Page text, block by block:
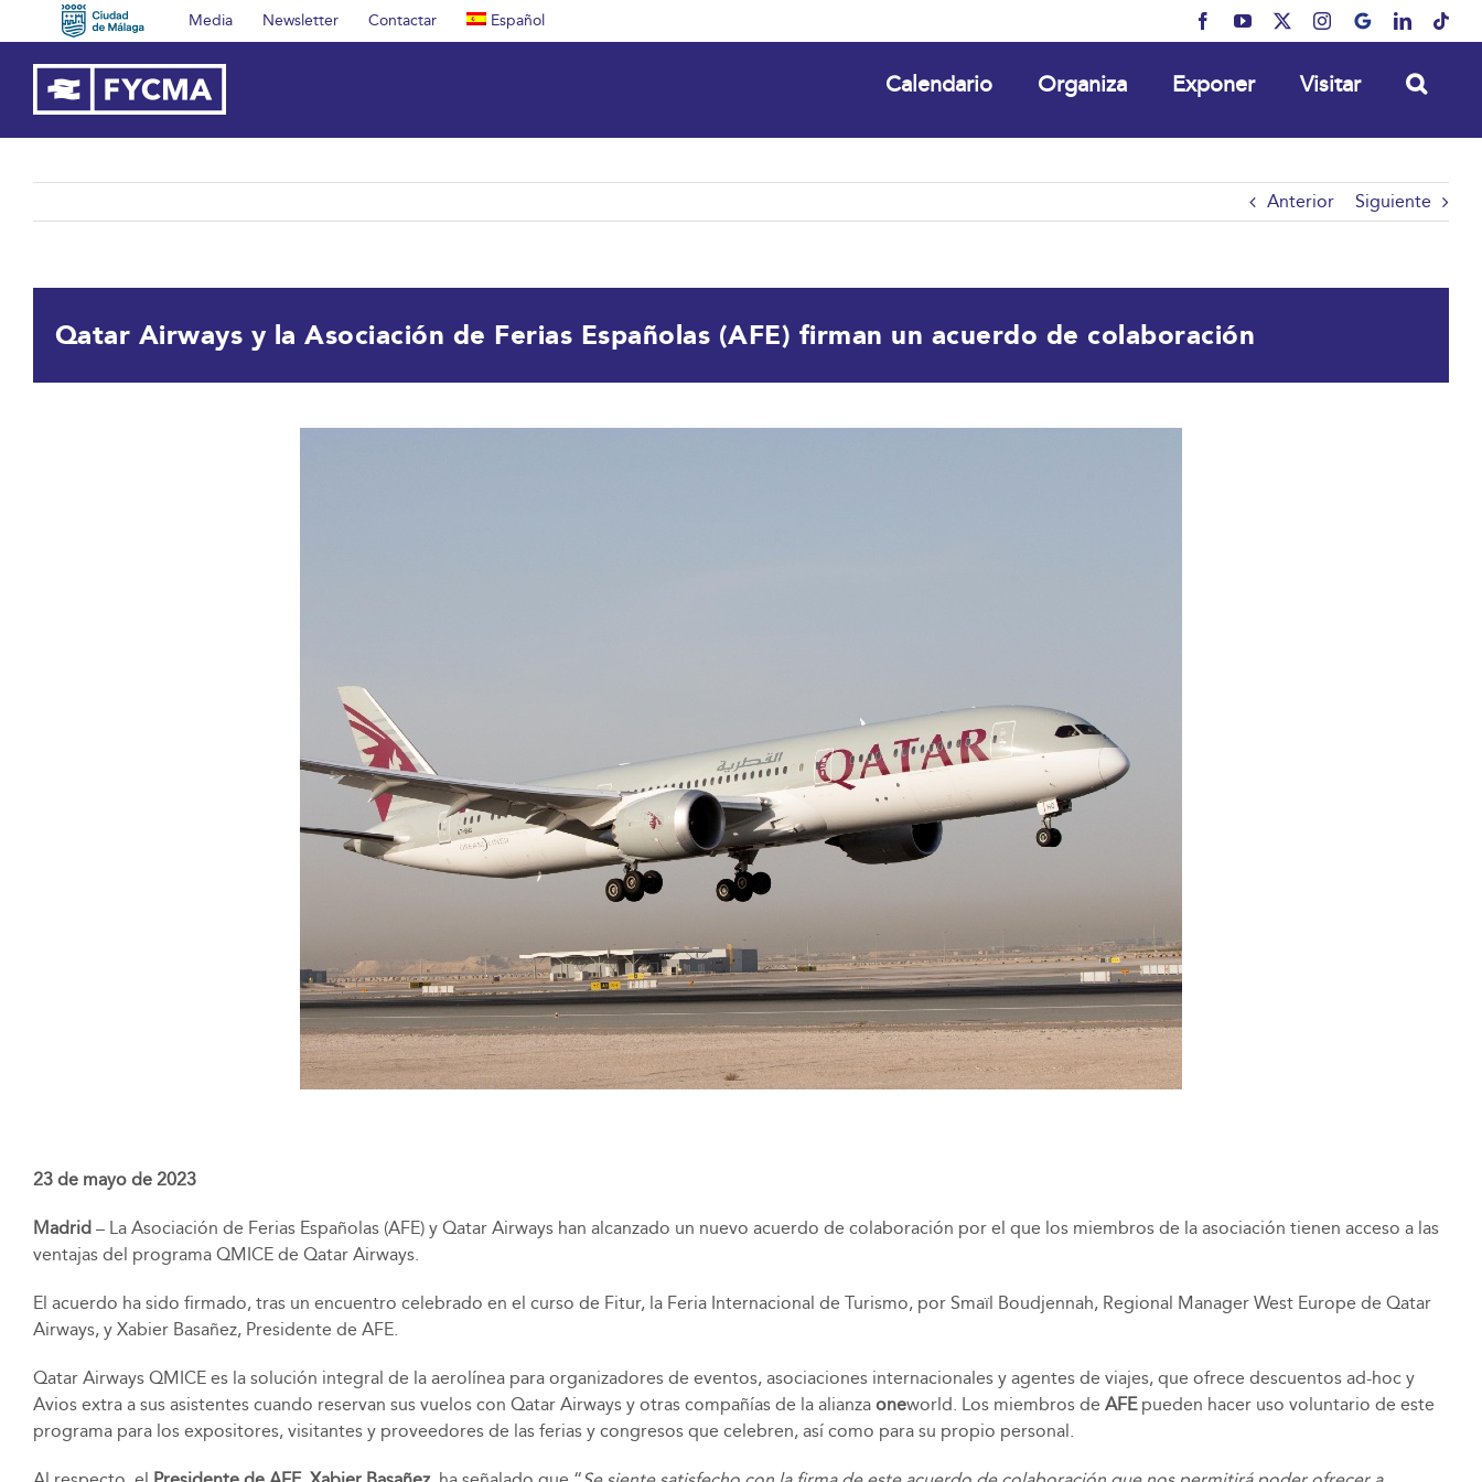
al
contenido
Media Newsletter Contactar Español FacebookYouTube Instagram
MyBusinessLinkedIn
Calendario Organiza Exponer Visitar
Anterior Siguiente
Qatar Airways y la Asociación de Ferias Españolas (AFE) firman un acuerdo de colaboración
23 de mayo de 2023
Madrid – La Asociación de Ferias Españolas (AFE) y Qatar Airways han alcanzado un nuevo acuerdo de colaboración por el que los miembros de la asociación tienen acceso a las
ventajas del programa QMICE de Qatar Airways.
El acuerdo ha sido firmado, tras un encuentro celebrado en el curso de Fitur, la Feria Internacional de Turismo, por Smaïl Boudjennah, Regional Manager West Europe de Qatar
Airways, y Xabier Basañez, Presidente de AFE.
Qatar Airways QMICE es la solución integral de la aerolínea para organizadores de eventos, asociaciones internacionales y agentes de viajes, que ofrece descuentos ad-hoc y
Avios extra a sus asistentes cuando reservan sus vuelos con Qatar Airways y otras compañías de la alianza oneworld. Los miembros de AFEpueden hacer uso voluntario de este
programa para los expositores, visitantes y proveedores de las ferias y congresos que celebren, así como para su propio personal.